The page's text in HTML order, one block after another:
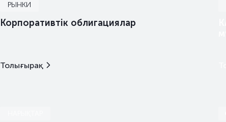
РЫНКИ
Корпоративтiк облигациялар
Толығырақ